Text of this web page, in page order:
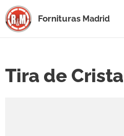
Fornituras Madrid
Tira de